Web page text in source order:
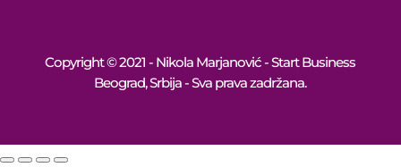
Copyright © 2021 - Nikola Marjanović - Start Business
Beograd, Srbija - Sva prava zadržana.